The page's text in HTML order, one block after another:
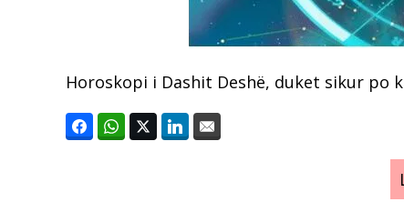
Horoskopi i Dashit Deshë, duket sikur